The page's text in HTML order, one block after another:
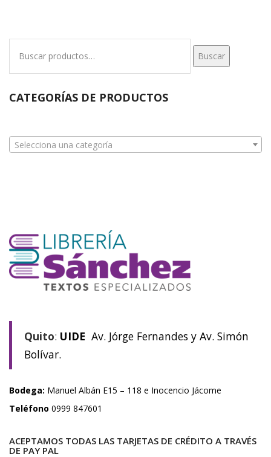
Buscar
CATEGORÍAS DE PRODUCTOS
Selecciona una categoría
Quito: UIDE Av. Jórge Fernandes y Av. Simón
Bolívar.
Bodega: Manuel Albán E15 – 118 e Inocencio Jácome
Teléfono 0999 847601
ACEPTAMOS TODAS LAS TARJETAS DE CRÉDITO A TRAVÉS
DE PAY PAL